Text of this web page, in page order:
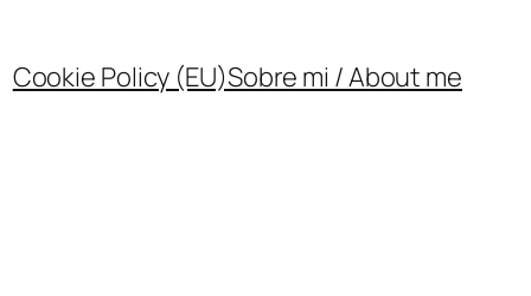
Cookie Policy (EU)Sobre mi / About me